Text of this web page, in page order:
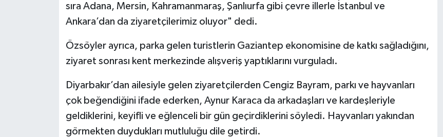
sıra Adana, Mersin, Kahramanmaraş, Şanlıurfa gibi çevre illerle İstanbul ve
Ankara’dan da ziyaretçilerimiz oluyor" dedi.
Özsöyler ayrıca, parka gelen turistlerin Gaziantep ekonomisine de katkı sağladığını,
ziyaret sonrası kent merkezinde alışveriş yaptıklarını vurguladı.
Diyarbakır’dan ailesiyle gelen ziyaretçilerden Cengiz Bayram, parkı ve hayvanları
çok beğendiğini ifade ederken, Aynur Karaca da arkadaşları ve kardeşleriyle
geldiklerini, keyifli ve eğlenceli bir gün geçirdiklerini söyledi. Hayvanları yakından
görmekten duydukları mutluluğu dile getirdi.